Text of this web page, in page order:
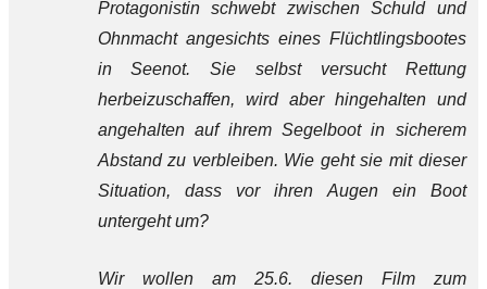
Protagonistin schwebt zwischen Schuld und
Ohnmacht angesichts eines Flüchtlingsbootes
in Seenot. Sie selbst versucht Rettung
herbeizuschaffen, wird aber hingehalten und
angehalten auf ihrem Segelboot in sicherem
Abstand zu verbleiben. Wie geht sie mit dieser
Situation, dass vor ihren Augen ein Boot
untergeht um?
Wir wollen am 25.6. diesen Film zum